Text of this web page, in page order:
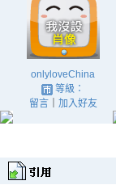
onlyloveChina
等級：
留言｜ 加入好友